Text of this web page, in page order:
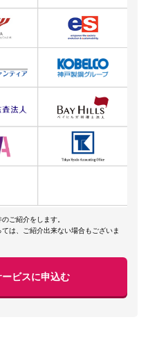
ご紹介をします。
は、ご紹介出来ない場合もございま
ビスに申込む